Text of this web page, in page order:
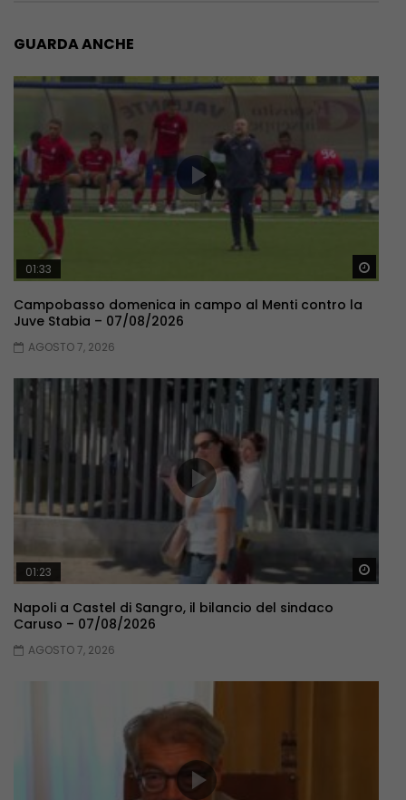
GUARDA ANCHE
01:33
Campobasso domenica in campo al Menti contro la
Juve Stabia – 07/08/2026
AGOSTO 7, 2026
01:23
Napoli a Castel di Sangro, il bilancio del sindaco
Caruso – 07/08/2026
AGOSTO 7, 2026